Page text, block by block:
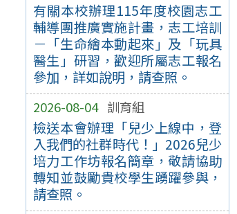
有關本校辦理115年度校園志工
輔導團推廣實施計畫，志工培訓
－「生命繪本動起來」及「玩具
醫生」研習，歡迎所屬志工報名
參加，詳如說明，請查照。
2026-08-04 訓育組
檢送本會辦理「兒少上線中，登
入我們的社群時代！」2026兒少
培力工作坊報名簡章，敬請協助
轉知並鼓勵貴校學生踴躍參與，
請查照。